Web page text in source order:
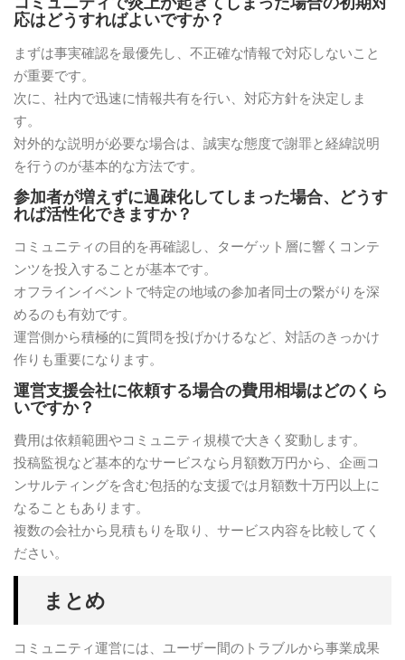
応はどうすればよいですか？
まずは事実確認を最優先し、不正確な情報で対応しないこと
が重要です。
次に、社内で迅速に情報共有を行い、対応方針を決定しま
す。
対外的な説明が必要な場合は、誠実な態度で謝罪と経緯説明
を行うのが基本的な方法です。
参加者が増えずに過疎化してしまった場合、どうす
れば活性化できますか？
コミュニティの目的を再確認し、ターゲット層に響くコンテ
ンツを投入することが基本です。
オフラインイベントで特定の地域の参加者同士の繋がりを深
めるのも有効です。
運営側から積極的に質問を投げかけるなど、対話のきっかけ
作りも重要になります。
運営支援会社に依頼する場合の費用相場はどのくら
いですか？
費用は依頼範囲やコミュニティ規模で大きく変動します。
投稿監視など基本的なサービスなら月額数万円から、企画コ
ンサルティングを含む包括的な支援では月額数十万円以上に
なることもあります。
複数の会社から見積もりを取り、サービス内容を比較してく
ださい。
まとめ
コミュニティ運営には、ユーザー間のトラブルから事業成果